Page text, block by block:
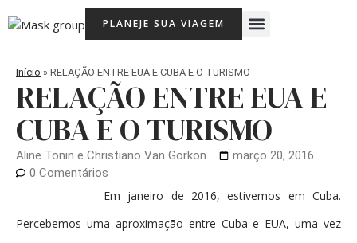
para
PLANEJE SUA VIAGEM Menu
Início » RELAÇÃO ENTRE EUA E CUBA E O TURISMO
RELAÇÃO ENTRE EUA E
CUBA E O TURISMO
Aline Tonin e Christiano Van Gorkon
março 20, 2016
0 Comentários
Em janeiro de 2016, estivemos em Cuba.
Percebemos uma aproximação entre Cuba e EUA, uma vez